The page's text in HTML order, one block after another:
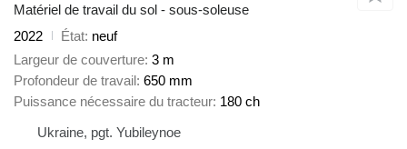
Matériel de travail du sol - sous-soleuse
2022
État neuf
Largeur de couverture 3 m
Profondeur de travail 650 mm
Puissance nécessaire du tracteur 180 ch
Ukraine, pgt. Yubileynoe